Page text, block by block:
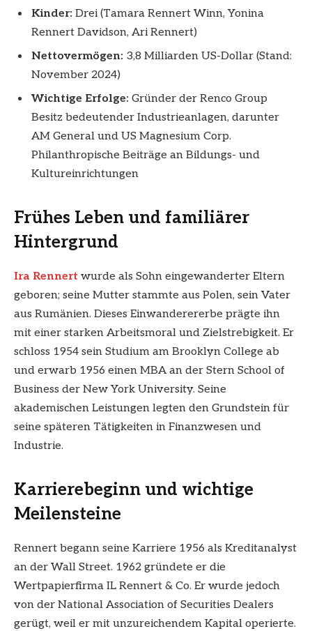
Kinder: Drei (Tamara Rennert Winn, Yonina
Rennert Davidson, Ari Rennert)
Nettovermögen: 3,8 Milliarden US-Dollar (Stand:
November 2024)
Wichtige Erfolge: Gründer der Renco Group
Besitz bedeutender Industrieanlagen, darunter
AM General und US Magnesium Corp.
Philanthropische Beiträge an Bildungs- und
Kultureinrichtungen
Frühes Leben und familiärer
Hintergrund
Ira Rennert wurde als Sohn eingewanderter Eltern
geboren; seine Mutter stammte aus Polen, sein Vater
aus Rumänien. Dieses Einwanderererbe prägte ihn
mit einer starken Arbeitsmoral und Zielstrebigkeit. Er
schloss 1954 sein Studium am Brooklyn College ab
und erwarb 1956 einen MBA an der Stern School of
Business der New York University. Seine
akademischen Leistungen legten den Grundstein für
seine späteren Tätigkeiten in Finanzwesen und
Industrie.
Karrierebeginn und wichtige
Meilensteine
Rennert begann seine Karriere 1956 als Kreditanalyst
an der Wall Street. 1962 gründete er die
Wertpapierfirma IL Rennert & Co. Er wurde jedoch
von der National Association of Securities Dealers
gerügt, weil er mit unzureichendem Kapital operierte.